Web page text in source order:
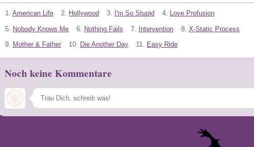
1. American Life 2. Hollywood 3. I'm So Stupid 4. Love Profusion
5. Nobody Knows Me 6. Nothing Fails 7. Intervention 8. X-Static Process
9. Mother & Father 10. Die Another Day 11. Easy Ride
Noch keine Kommentare
Speichern